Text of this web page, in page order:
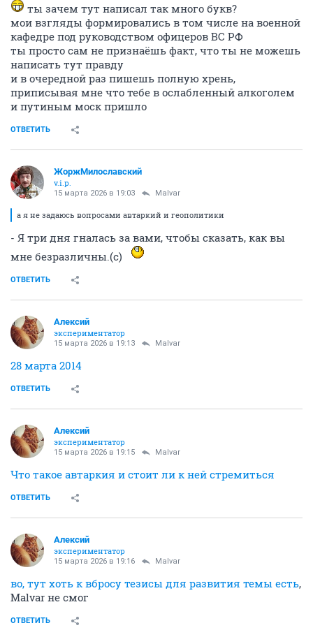
ты зачем тут написал так много букв?
мои взгляды формировались в том числе на военной
кафедре под руководством офицеров ВС РФ
ты просто сам не признаёшь факт, что ты не можешь
написать тут правду
и в очередной раз пишешь полную хрень,
приписывая мне что тебе в ослабленный алкоголем
и путиным моск пришло
ОТВЕТИТЬ
ЖоржМилославский
v.i.p.
15 марта 2026 в 19:03 Malvar
а я не задаюсь вопросами автаркий и геополитики
- Я три дня гналась за вами, чтобы сказать, как вы
мне безразличны.(с)
ОТВЕТИТЬ
Алексий
экспериментатор
15 марта 2026 в 19:13 Malvar
28 марта 2014
ОТВЕТИТЬ
Алексий
экспериментатор
15 марта 2026 в 19:15 Malvar
Что такое автаркия и стоит ли к ней стремиться
ОТВЕТИТЬ
Алексий
экспериментатор
15 марта 2026 в 19:16 Malvar
во, тут хоть к вбросу тезисы для развития темы есть,
Malvar не смог
ОТВЕТИТЬ